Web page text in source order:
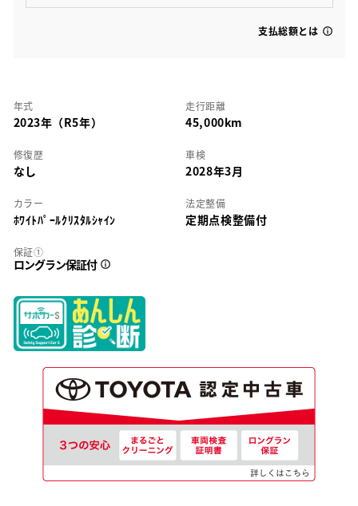
支払総額とは
年式
2023年（R5年）
走行距離
45,000km
修復歴
なし
車検
2028年3月
カラー
ﾎﾜｲﾄﾊﾟｰﾙｸﾘｽﾀﾙｼｬｲﾝ
法定整備
定期点検整備付
保証①
ロングラン保証付